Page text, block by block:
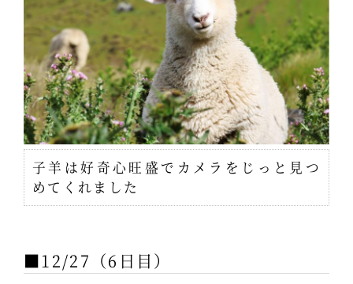
子羊は好奇心旺盛でカメラをじっと見つ
めてくれました
■12/27（6日目）